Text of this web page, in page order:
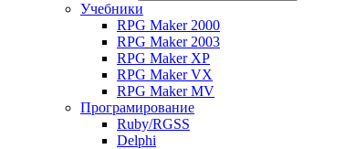
Учебники
RPG Maker 2000
RPG Maker 2003
RPG Maker XP
RPG Maker VX
RPG Maker MV
Програмирование
Ruby/RGSS
Delphi